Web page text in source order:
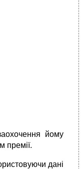
йому
премії.
дані